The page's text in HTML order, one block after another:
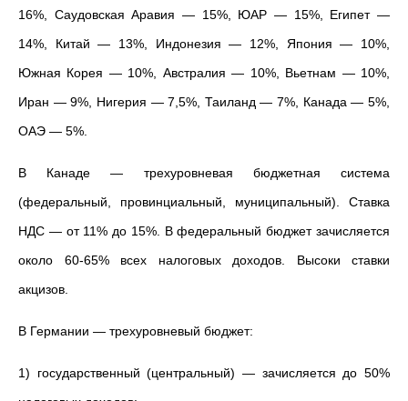
16%, Саудовская Аравия — 15%, ЮАР — 15%, Египет —
14%, Китай — 13%, Индонезия — 12%, Япония — 10%,
Южная Корея — 10%, Австралия — 10%, Вьетнам — 10%,
Иран — 9%, Нигерия — 7,5%, Таиланд — 7%, Канада — 5%,
ОАЭ — 5%.
В Канаде— трехуровневая бюджетная система
(федеральный, провинциальный, муниципальный). Ставка
НДС —от 11% до 15%. В федеральный бюджет зачисляется
около 60-65% всех налоговых доходов. Высоки ставки
акцизов.
В Германии — трехуровневый бюджет:
1) государственный (центральный) — зачисляется до 50%